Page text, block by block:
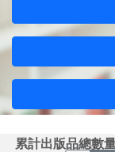
累計出版品總數